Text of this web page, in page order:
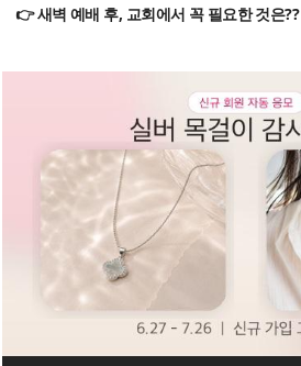
👉 새벽 예배 후, 교회에서 꼭 필요한 것은??